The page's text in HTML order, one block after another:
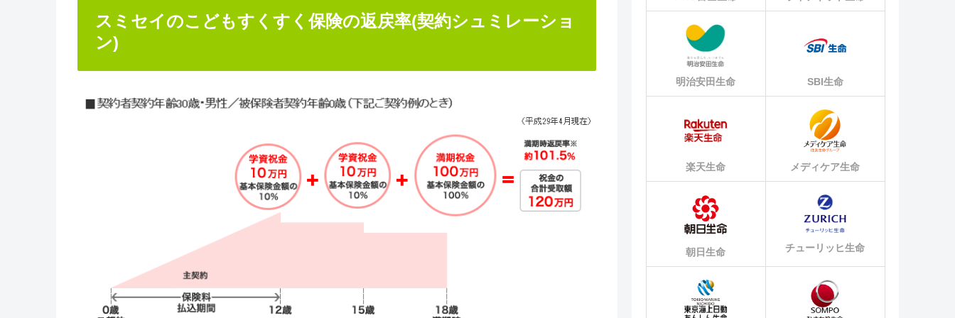
スミセイのこどもすくすく保険の返戻率(契約シュミレーショ
ン)
明治安田生命 SBI生命
楽天生命 メディケア生命
朝日生命 チューリッヒ生命